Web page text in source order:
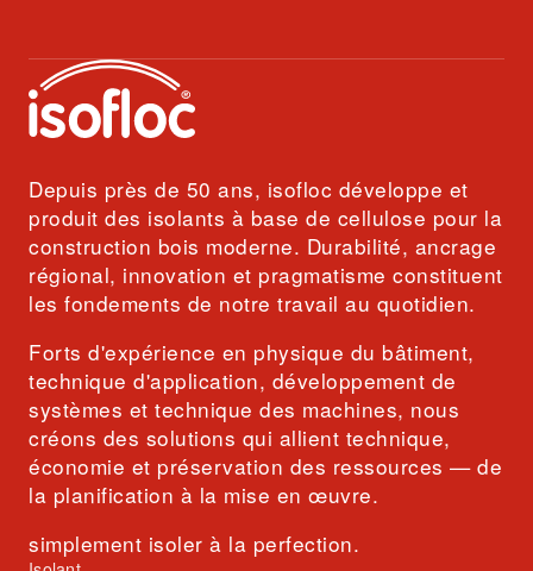
Depuis près de 50 ans, isofloc développe et
produit des isolants à base de cellulose pour la
construction bois moderne. Durabilité, ancrage
régional, innovation et pragmatisme constituent
les fondements de notre travail au quotidien.
Forts d'expérience en physique du bâtiment,
technique d'application, développement de
systèmes et technique des machines, nous
créons des solutions qui allient technique,
économie et préservation des ressources — de
la planification à la mise en œuvre.
simplement isoler à la perfection.